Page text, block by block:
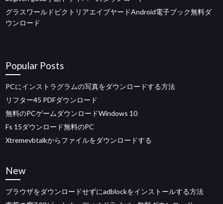
グラスワールドビクトリアエイブヤードAndroid電子ブック無料ダ
ウンロード
Popular Posts
PCにインストラグラムの写真をダウンロードする方法
リフター45 PDFダウンロード
無料のPCゲームダウンロードWindows 10
Fs 15ダウンロード無料のPC
Xtremevbtalkからファイルをダウンロードする
New
ブラウザをダウンロードせずにadblockをインストールする方法